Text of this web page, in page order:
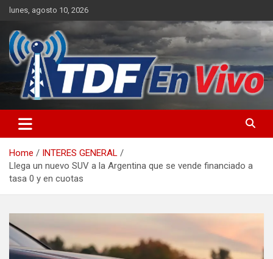
Skip
content
lunes, agosto 10, 2026
Home
INTERES GENERAL
Llega un nuevo SUV a la Argentina que se vende financiado a
tasa 0 y en cuotas